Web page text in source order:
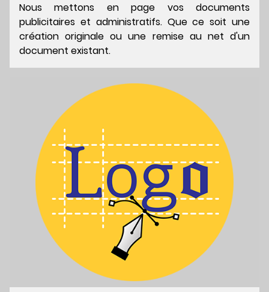
Nous mettons en page vos documents
publicitaires et administratifs. Que ce soit une
création originale ou une remise au net d'un
document existant.